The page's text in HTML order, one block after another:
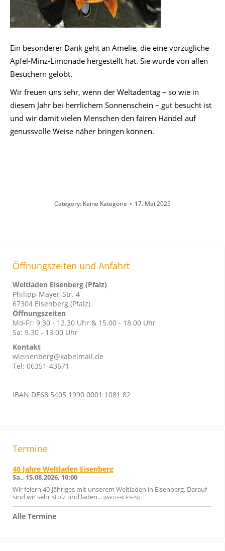
Ein besonderer Dank geht an Amelie, die eine vorzügliche
Apfel-Minz-Limonade hergestellt hat. Sie wurde von allen
Besuchern gelobt.
Wir freuen uns sehr, wenn der Weltadentag – so wie in
diesem Jahr bei herrlichem Sonnenschein – gut besucht ist
und wir damit vielen Menschen den fairen Handel auf
genussvolle Weise näher bringen können.
Category: Keine Kategorie 17. Mai 2025
Öffnungszeiten und Anfahrt
Weltladen Eisenberg (Pfalz)
Philipp-Mayer-Str. 4
67304 Eisenberg (Pfalz)
Öffnungszeiten
Mo-Fr: 9.30 - 12.30 Uhr & 15.00 - 18.00 Uhr
Sa: 9.30 - 13.00 Uhr
Kontakt
wleisenberg@kabelmail.de
Tel: 06351-43671
IBAN DE68 5405 1990 0001 1081 82
Termine
40 Jahre Weltladen Eisenberg
Sa., 15.08.2026, 10:00
Wir feiern 40-Jähriges mit unserem Weltladen in Eisenberg. Darauf
sind wir sehr stolz und laden... [WEITERLESEN]
Alle Termine